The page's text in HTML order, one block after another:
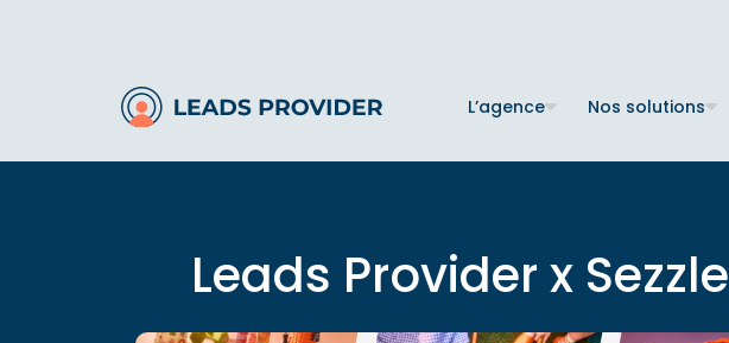
L’agence Nos solutions
Leads Provider x Sezzle